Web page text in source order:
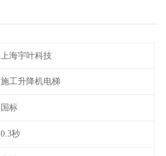
上海宇叶科技
施工升降机电梯
国标
0.3秒